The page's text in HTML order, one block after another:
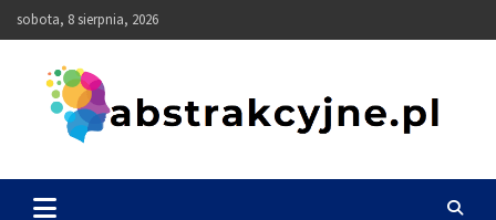
Skip
to
sobota, 8 sierpnia, 2026
Abstrakcyjne